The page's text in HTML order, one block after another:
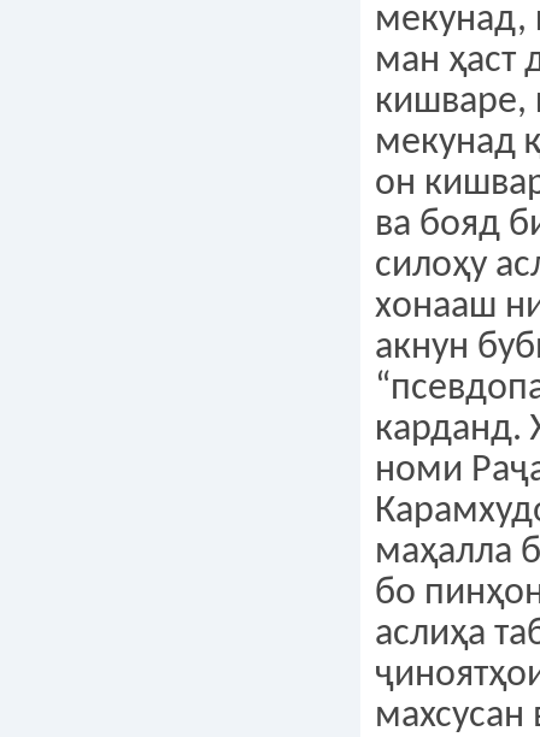
мекунад,
ман ҳаст
кишваре,
мекунад
он
ва бояд
силоҳу
хонааш
акнун
карданд.
номи
маҳалла
бо
аслиҳа
махсусан